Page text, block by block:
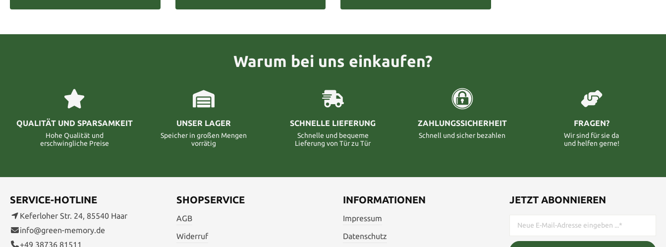
Warum bei uns einkaufen?
QUALITÄT UND SPARSAMKEIT
Hohe Qualität und
erschwingliche Preise
UNSER LAGER
Speicher in großen Mengen
vorrätig
SCHNELLE LIEFERUNG
Schnelle und bequeme
Lieferung von Tür zu Tür
ZAHLUNGSSICHERHEIT
Schnell und sicher bezahlen
FRAGEN?
Wir sind für sie da
und helfen gerne!
SERVICE-HOTLINE
Keferloher Str. 24, 85540 Haar
info@green-memory.de
+49 38736 81511
SHOPSERVICE
AGB
Widerruf
INFORMATIONEN
Impressum
Datenschutz
JETZT ABONNIEREN